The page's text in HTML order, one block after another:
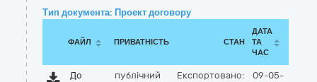
Тип документа: Проект договору
ФАЙЛ ПРИВАТНІСТЬ СТАН
ДАТА
ТА
ЧАС
До
публічний Експортовано:
09-05-